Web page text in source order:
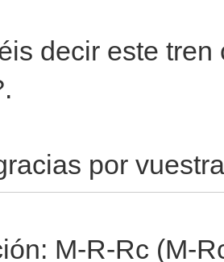
decir este
por
M-R-Rc (M-